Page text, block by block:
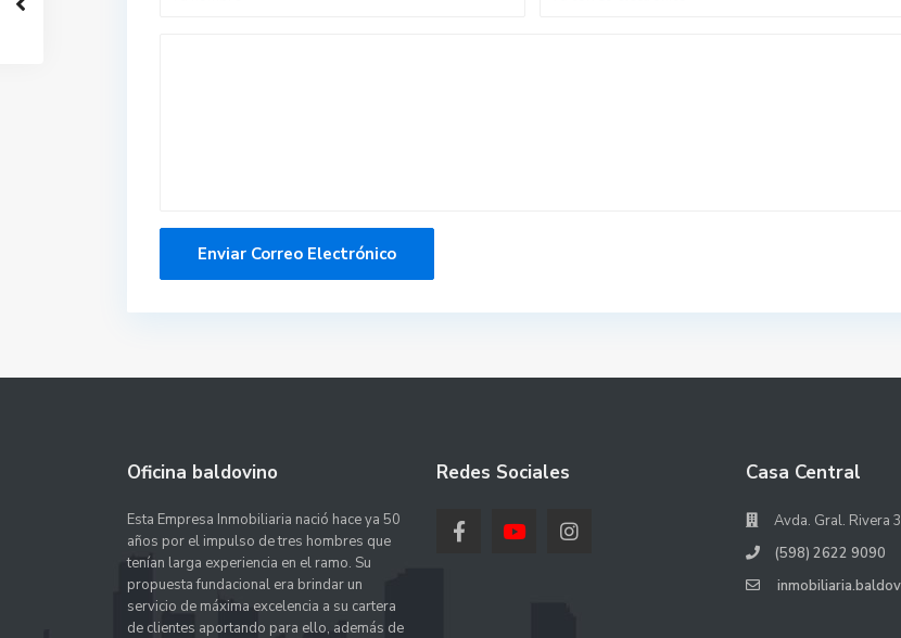
Oficina baldovino
Esta Empresa Inmobiliaria nació hace ya 50
años por el impulso de tres hombres que
tenían larga experiencia en el ramo. Su
propuesta fundacional era brindar un
servicio de máxima excelencia a su cartera
de clientes aportando para ello, además de
Redes Sociales Casa Central
Avda. Gral. Rivera
(598) 2622 9090